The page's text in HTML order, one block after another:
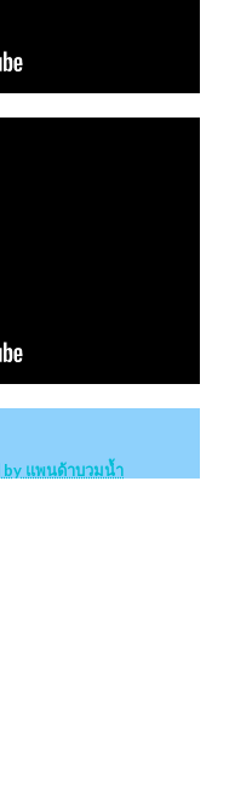
by แพนด้าบวมน้ำ